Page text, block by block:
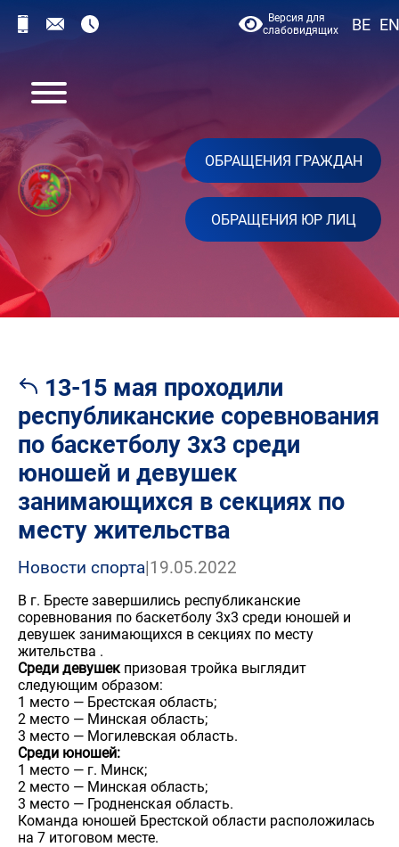
Версия для
слабовидящих
BE EN
ОБРАЩЕНИЯ ГРАЖДАН
ОБРАЩЕНИЯ ЮР ЛИЦ
13-15 мая проходили
республиканские соревнования
по баскетболу 3х3 среди
юношей и девушек
занимающихся в секциях по
месту жительства
Новости спорта|19.05.2022
В г. Бресте завершились республиканские
соревнования по баскетболу 3х3 среди юношей и
девушек занимающихся в секциях по месту
жительства .
Среди девушекпризовая тройка выглядит
следующим образом:
1 место — Брестская область;
2 место — Минская область;
3 место — Могилевская область.
Среди юношей:
1 место — г. Минск;
2 место — Минская область;
3 место — Гродненская область.
Команда юношей Брестской области расположилась
на 7 итоговом месте.